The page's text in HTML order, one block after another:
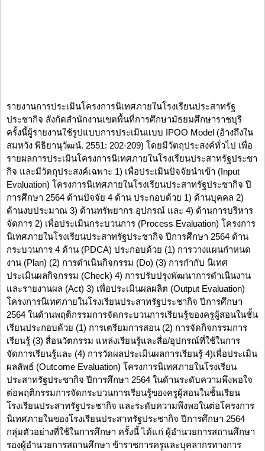
รายงานการประเมินโครงการนิเทศภายในโรงเรียนประสาทรัฐ
ประชากิจ สังกัดสำนักงานเขตพื้นที่การศึกษามัธยมศึกษาราชบุรี
ครั้งนี้ผู้รายงานใช้รูปแบบการประเมินแบบ IPOO Model (อ้างถึงใน
สมหวัง พิธิยานุวัฒน์. 2551: 202-209) โดยมีวัตถุประสงค์ทั่วไป เพื่อ
รายผลการประเมินโครงการนิเทศภายในโรงเรียนประสาทรัฐประชา
กิจ และมีวัตถุประสงค์เฉพาะ 1) เพื่อประเมินปัจจัยนำเข้า (Input
Evaluation) โครงการนิเทศภายในโรงเรียนประสาทรัฐประชากิจ ปี
การศึกษา 2564 ด้านปัจจัย 4 ด้าน ประกอบด้วย 1) ด้านบุคคล 2)
ด้านงบประมาณ 3) ด้านทรัพยากร อุปกรณ์ และ 4) ด้านการบริหาร
จัดการ 2) เพื่อประเมินกระบวนการ (Process Evaluation) โครงการ
นิเทศภายในโรงเรียนประสาทรัฐประชากิจ ปีการศึกษา 2564 ด้าน
กระบวนการ 4 ด้าน (PDCA) ประกอบด้วย (1) การวางแผนกำหนด
งาน (Plan) (2) การดำเนินกิจกรรม (Do) (3) การกำกับ นิเทศ
ประเมินผลกิจกรรม (Check) 4) การปรับปรุงพัฒนาการดำเนินงาน
และรายงานผล (Act) 3) เพื่อประเมินผลผลิต (Output Evaluation)
โครงการนิเทศภายในโรงเรียนประสาทรัฐประชากิจ ปีการศึกษา
2564 ในด้านพฤติกรรมการจัดกระบวนการเรียนรู้ของครูผู้สอนในชั้น
เรียนประกอบด้วย (1) การเตรียมการสอน (2) การจัดกิจกรรมการ
เรียนรู้ (3) สื่อนวัตกรรม แหล่งเรียนรู้และสื่อ/อุปกรณ์ที่ใช้ในการ
จัดการเรียนรู้และ (4) การวัดผลประเมินผลการเรียนรู้ 4)เพื่อประเมิน
ผลลัพธ์ (Outcome Evaluation) โครงการนิเทศภายในโรงเรียน
ประสาทรัฐประชากิจ ปีการศึกษา 2564 ในด้านระดับความพึงพอใจ
ต่อพฤติกรรมการจัดกระบวนการเรียนรู้ของครูผู้สอนในชั้นเรียน
โรงเรียนประสาทรัฐประชากิจ และระดับความพึงพอในต่อโครงการ
นิเทศภายในของโรงเรียนประสาทรัฐประชากิจ ปีการศึกษา 2564
กลุ่มตัวอย่างที่ใช้ในการศึกษา ครั้งนี้ ได้แก่ ผู้อำนวยการสถานศึกษา
รองผู้อำนวยการสถานศึกษา ข้าราชการครูและบุคลากรทางการ